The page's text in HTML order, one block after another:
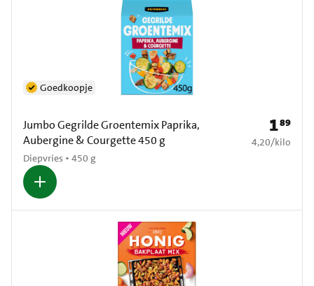
Jumbo Gegrilde Groentemix Paprika,
Aubergine & Courgette 450 g
Diepvries • 450 g
Goedkoopje
Prijs: €
189
€ 4,20 per kilo
4,20/kilo